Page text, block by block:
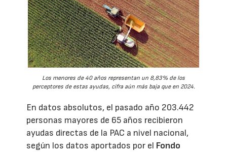
Los menores de 40 años representan un 8,83% de los
perceptores de estas ayudas, cifra aún más baja que en 2024.
En datos absolutos, el pasado año 203.442
personas mayores de 65 años recibieron
ayudas directas de la PAC a nivel nacional,
según los datos aportados por el Fondo